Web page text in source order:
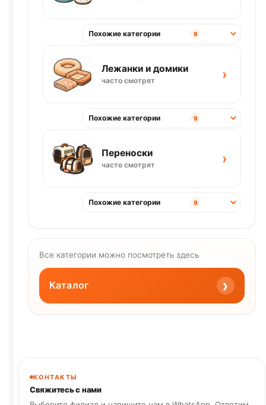
Похожие категории 9
Лежанки и домики
часто смотрят ›
Похожие категории 9
Переноски
часто смотрят ›
Похожие категории 9
Все категории можно посмотреть здесь
Каталог ›
КОНТАКТЫ
Свяжитесь с нами